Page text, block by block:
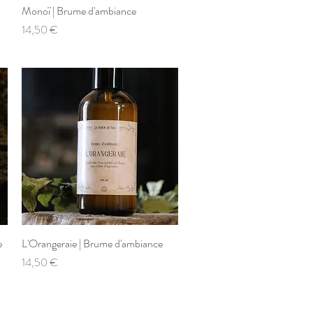
Aperçu rapide
Monoï | Brume d'ambiance
Prix
14,50 €
Aperçu rapide
L'Orangeraie | Brume d'ambiance
Prix
14,50 €